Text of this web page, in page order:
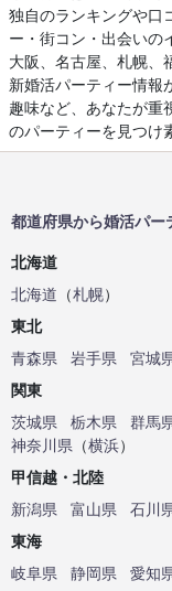
独自のランキングや口
ー・街コン・出会いの
大阪、名古屋、札幌、
新婚活パーティー情報
趣味など、あなたが重
のパーティーを見つけ
都道府県から婚活パー
北海道
北海道 （札幌）
東北
青森県
岩手県 宮城
関東
茨城県
栃木県 群馬
神奈川県 （横浜）
甲信越・北陸
新潟県
富山県 石川
東海
岐阜県
静岡県 愛知